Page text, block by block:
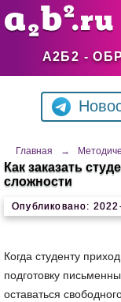
А2Б2 -
Главная →
Как заказать
сложности
Опубликовано:
Когда студенту
подготовку
оставаться